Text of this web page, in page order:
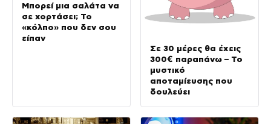
Μπορεί μια σαλάτα να
σε χορτάσει; Το
«κόλπο» που δεν σου
είπαν
Σε 30 μέρες θα έχεις
300€ παραπάνω – Το
μυστικό
αποταμίευσης που
δουλεύει